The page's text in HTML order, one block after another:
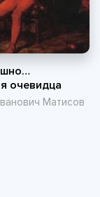
очевидца
Матисов